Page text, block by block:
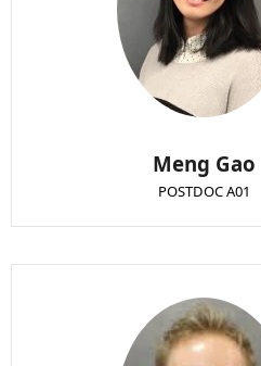
Meng Gao
POSTDOC A01